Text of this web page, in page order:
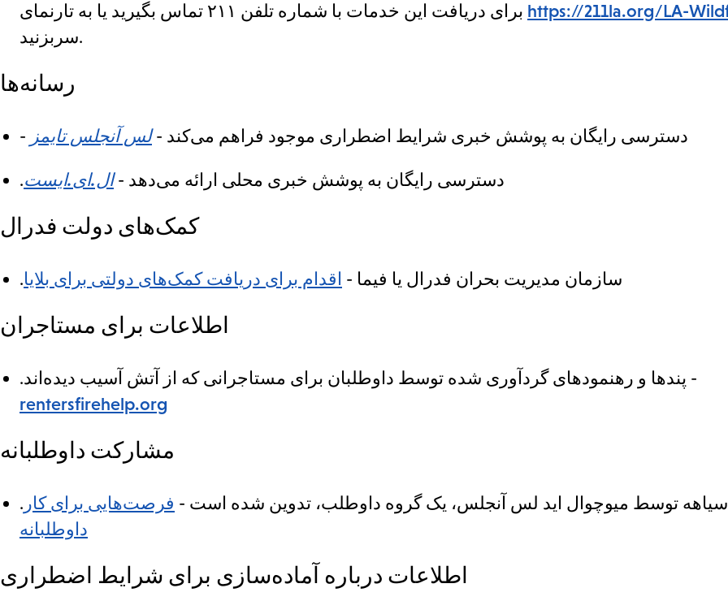
https://211la.org/LA-
سربزنید.
رسانه‌ها
- دسترسی رایگان به پوشش خبری شرایط اضطراری موجود فراهم می‌کند -لس آنجلس تایمز
.دسترسی رایگان به پوشش خبری محلی ارائه می‌دهد -ال.ای.ایست
کمک‌های دولت فدرال
.سازمان مدیریت بحران فدرال یا فیما - اقدام برای دریافت کمک‌های دولتی برای بلایا
اطلاعات برای مستاجران
.پندها و رهنمودهای گردآوری شده توسط داوطلبان برای مستاجرانی که از آتش آسیب دیده‌اند -
rentersfirehelp.org
مشارکت داوطلبانه
سیاهه توسط میوچوال اید لس آنجلس، یک گروه داوطلب، تدوین شده است - فرصت‌هایی برای کار
داوطلبانه
اطلاعات درباره آماده‌سازی برای شرایط اضطراری